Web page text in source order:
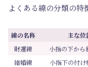
よくある線の分類の特
線の名称 主な位
財運線
小指の下か
結婚線
小指下の付け